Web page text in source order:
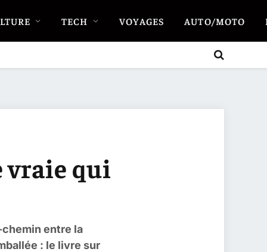
TECH VOYAGES AUTO/MOTO
vraie qui
entre la
: le livre sur